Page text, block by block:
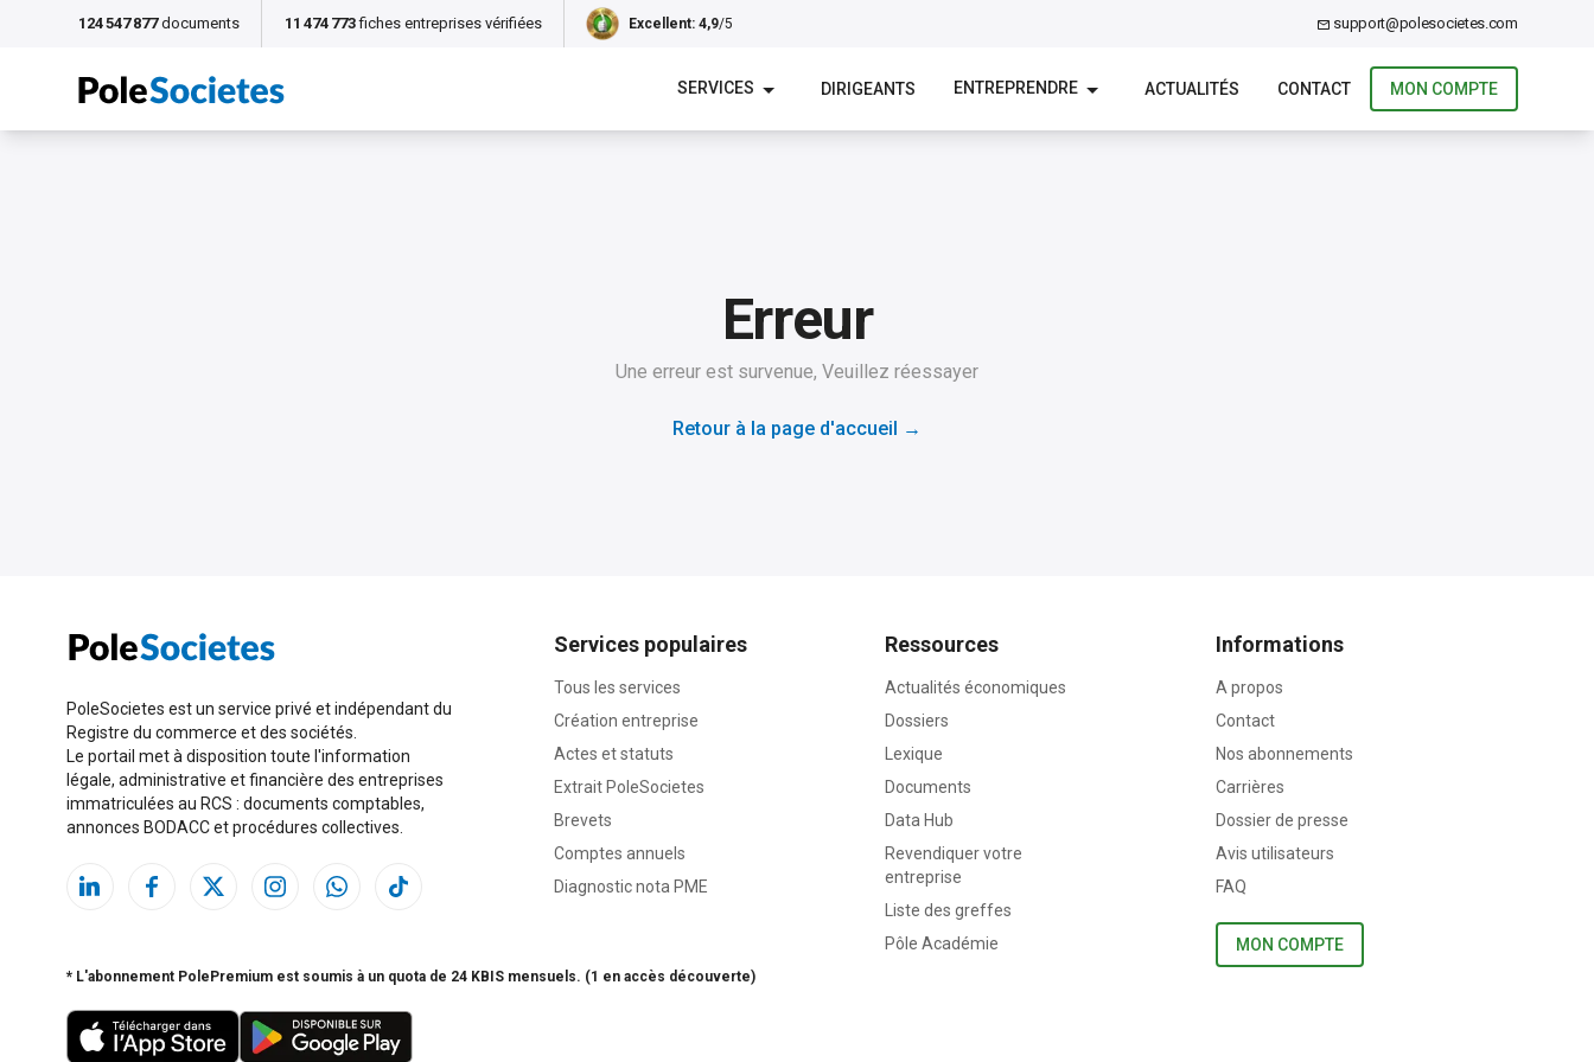
124 547 877 documents 11 474 773 fiches entreprises vérifiées Excellent: 4,9/5 support@polesocietes.com
SERVICES DIRIGEANTS ENTREPRENDRE ACTUALITÉS CONTACT MON COMPTE
Erreur
Une erreur est survenue, Veuillez réessayer
Retour à la page d'accueil →
PoleSocietes est un service privé et indépendant du
Registre du commerce et des sociétés.
Le portail met à disposition toute l'information
légale, administrative et financière des entreprises
immatriculées au RCS : documents comptables,
annonces BODACC et procédures collectives.
Services populaires
Tous les services
Création entreprise
Actes et statuts
Extrait PoleSocietes
Brevets
Comptes annuels
Diagnostic nota PME
Ressources
Actualités économiques
Dossiers
Lexique
Documents
Data Hub
Revendiquer votre
entreprise
Liste des greffes
Pôle Académie
Informations
A propos
Contact
Nos abonnements
Carrières
Dossier de presse
Avis utilisateurs
FAQ
MON COMPTE
* L'abonnement PolePremium est soumis à un quota de 24 KBIS mensuels. (1 en accès découverte)